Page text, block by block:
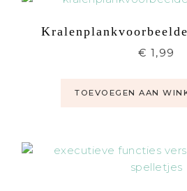
€ 1,99
TOEVOEGEN AAN